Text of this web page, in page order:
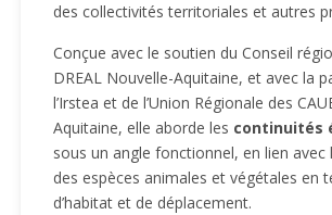
des collectivités territoriales et autres
Conçue avec le soutien du Conseil
DREAL Nouvelle-Aquitaine, et avec la
l’Irstea et de l’Union Régionale des
Aquitaine, elle aborde les continuités
sous un angle fonctionnel, en lien avec
des espèces animales et végétales en
d’habitat et de déplacement.